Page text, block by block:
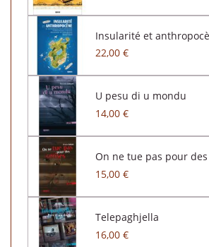
Insularité et
22,00 €
U pesu di u mondu
14,00 €
On ne tue pas pour des
15,00 €
Telepaghjella
16,00 €